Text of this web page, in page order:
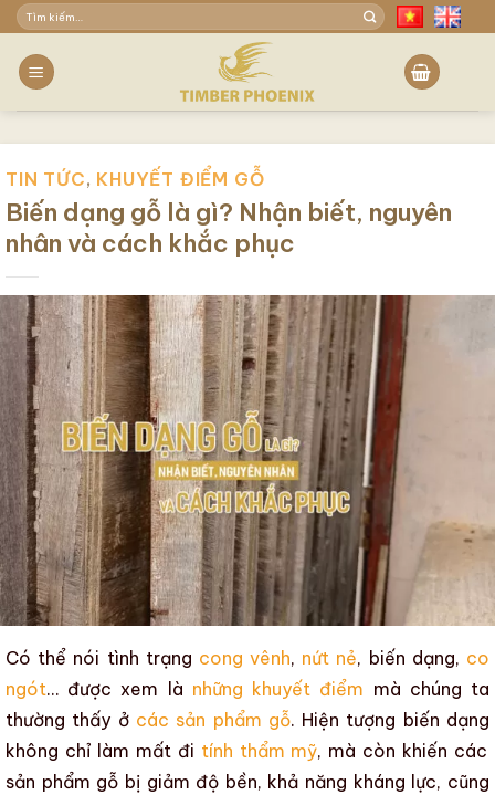
Skip
to
content
Tìm
TIN TỨC, KHUYẾT ĐIỂM GỖ
Biến dạng gỗ là gì? Nhận biết, nguyên
nhân và cách khắc phục
Có thể nói tình trạng cong vênh, nứt nẻ, biến dạng, co
ngót… được xem là những khuyết điểm mà chúng ta
thường thấy ở các sản phẩm gỗ. Hiện tượng biến dạng
không chỉ làm mất đi tính thẩm mỹ, mà còn khiến các
sản phẩm gỗ bị giảm độ bền, khả năng kháng lực, cũng